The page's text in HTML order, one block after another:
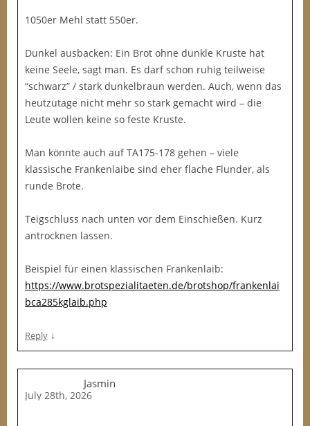
1050er Mehl statt 550er.
Dunkel ausbacken: Ein Brot ohne dunkle Kruste hat
keine Seele, sagt man. Es darf schon ruhig teilweise
“schwarz” / stark dunkelbraun werden. Auch, wenn das
heutzutage nicht mehr so stark gemacht wird – die
Leute wollen keine so feste Kruste.
Man könnte auch auf TA175-178 gehen – viele
klassische Frankenlaibe sind eher flache Flunder, als
runde Brote.
Teigschluss nach unten vor dem Einschießen. Kurz
antrocknen lassen.
Beispiel für einen klassischen Frankenlaib:
https://www.brotspezialitaeten.de/brotshop/frankenlai
bca285kglaib.php
Reply ↓
Jasmin
July 28th, 2026